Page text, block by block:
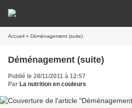
Accueil » Déménagement (suite)
Déménagement (suite)
Publié le 28/11/2011 à 12:57
Par La nutrition en couleurs